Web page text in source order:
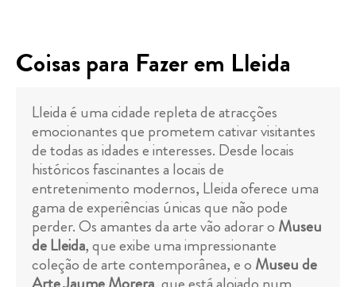
Coisas para Fazer em Lleida
Lleida é uma cidade repleta de atracções
emocionantes que prometem cativar visitantes
de todas as idades e interesses. Desde locais
históricos fascinantes a locais de
entretenimento modernos, Lleida oferece uma
gama de experiências únicas que não pode
perder. Os amantes da arte vão adorar o Museu
de Lleida, que exibe uma impressionante
coleção de arte contemporânea, e o Museu de